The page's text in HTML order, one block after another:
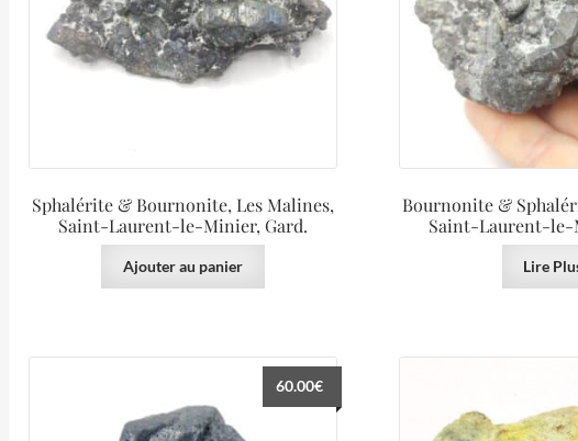
Sphalérite & Bournonite, Les Malines,
Saint-Laurent-le-Minier, Gard.
Ajouter au panier
Bournonite &
Saint-Laurent-le-
Lire
60.00€